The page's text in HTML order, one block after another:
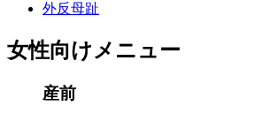
外反母趾
女性向けメニュー
産前